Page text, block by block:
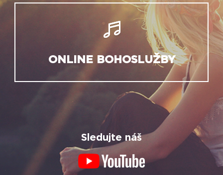
ONLINE BOHOSLUŽBY
Sledujte náš